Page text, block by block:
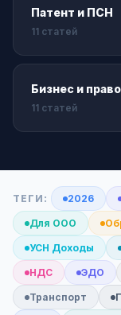
Патент и ПСН
11 статей
Бизнес и право
11 статей
ТЕГИ: 2026
Для ООО
УСН Доходы
НДС ЭДО
Транспорт